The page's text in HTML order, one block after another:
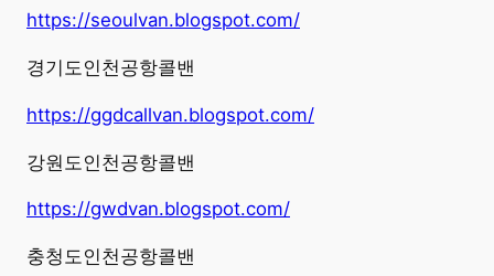
https://seoulvan.blogspot.com/
경기도인천공항콜밴
https://ggdcallvan.blogspot.com/
강원도인천공항콜밴
https://gwdvan.blogspot.com/
충청도인천공항콜밴